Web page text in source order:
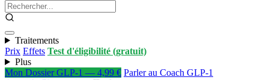
Traitements
Prix Effets Test d'éligibilité (gratuit)
Plus
Mon Dossier GLP-1 — 4,99 € Parler au Coach GLP-1